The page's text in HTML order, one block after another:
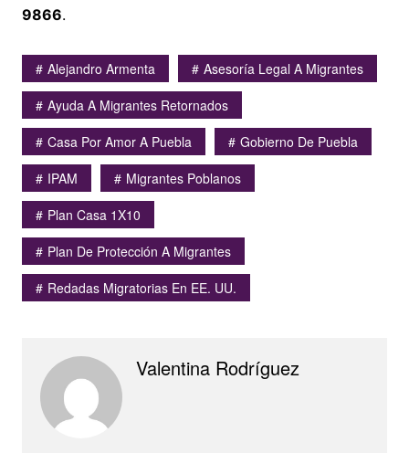
9866.
Alejandro Armenta
Asesoría Legal A Migrantes
Ayuda A Migrantes Retornados
Casa Por Amor A Puebla
Gobierno De Puebla
IPAM
Migrantes Poblanos
Plan Casa 1X10
Plan De Protección A Migrantes
Redadas Migratorias En EE. UU.
Valentina Rodríguez